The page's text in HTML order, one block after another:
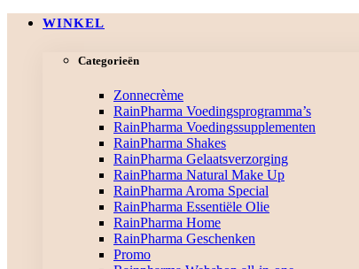
WINKEL
Categorieën
Zonnecrème
RainPharma Voedingsprogramma’s
RainPharma Voedingssupplementen
RainPharma Shakes
RainPharma Gelaatsverzorging
RainPharma Natural Make Up
RainPharma Aroma Special
RainPharma Essentiële Olie
RainPharma Home
RainPharma Geschenken
Promo